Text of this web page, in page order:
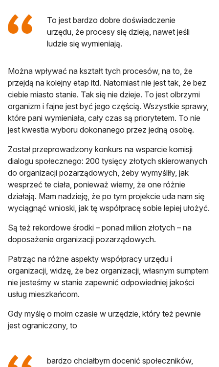
To jest bardzo dobre doświadczenie
urzędu, że procesy się dzieją, nawet jeśli
ludzie się wymieniają.
Można wpływać na kształt tych procesów, na to, że
przejdą na kolejny etap itd. Natomiast nie jest tak, że bez
ciebie miasto stanie. Tak się nie dzieje. To jest olbrzymi
organizm i fajne jest być jego częścią. Wszystkie sprawy,
które pani wymieniała, cały czas są priorytetem. To nie
jest kwestia wyboru dokonanego przez jedną osobę.
Został przeprowadzony konkurs na wsparcie komisji
dialogu społecznego: 200 tysięcy złotych skierowanych
do organizacji pozarządowych, żeby wymyśliły, jak
wesprzeć te ciała, ponieważ wiemy, że one różnie
działają. Mam nadzieję, że po tym projekcie uda nam się
wyciągnąć wnioski, jak tę współpracę sobie lepiej ułożyć.
Są też rekordowe środki – ponad milion złotych – na
doposażenie organizacji pozarządowych.
Patrząc na różne aspekty współpracy urzędu i
organizacji, widzę, że bez organizacji, własnym sumptem
nie jesteśmy w stanie zapewnić odpowiedniej jakości
usług mieszkańcom.
Gdy myślę o moim czasie w urzędzie, który też pewnie
jest ograniczony, to
bardzo chciałbym docenić społeczników,